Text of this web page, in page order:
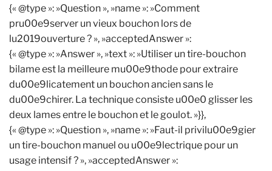
{« @type »: »Question », »name »: »Comment
pru00e9server un vieux bouchon lors de
lu2019ouverture ? », »acceptedAnswer »:
{« @type »: »Answer », »text »: »Utiliser un tire-bouchon
bilame est la meilleure mu00e9thode pour extraire
du00e9licatement un bouchon ancien sans le
du00e9chirer. La technique consiste u00e0 glisser les
deux lames entre le bouchon et le goulot. »}},
{« @type »: »Question », »name »: »Faut-il privilu00e9gier
un tire-bouchon manuel ou u00e9lectrique pour un
usage intensif ? », »acceptedAnswer »: